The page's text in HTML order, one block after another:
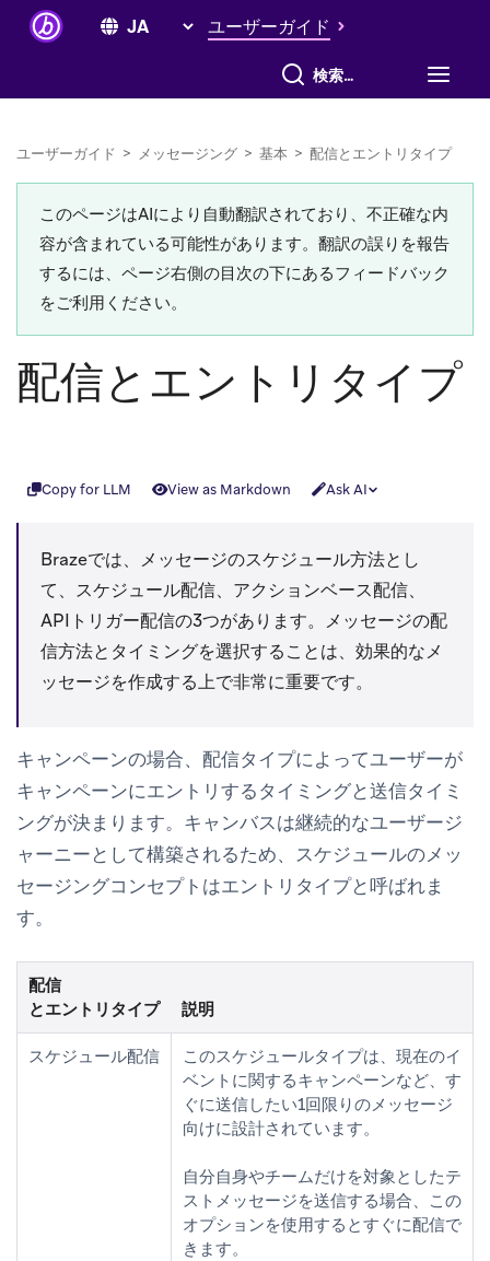
ユーザーガイド
すべて検索
ユーザーガイド > メッセージング > 基本 > 配信とエントリタイプ
このページはAIにより自動翻訳されており、不正確な内
容が含まれている可能性があります。翻訳の誤りを報告
するには、ページ右側の目次の下にあるフィードバック
をご利用ください。
配信とエントリタイプ
Copy for LLM View as Markdown Ask AI
Brazeでは、メッセージのスケジュール方法とし
て、スケジュール配信、アクションベース配信、
APIトリガー配信の3つがあります。メッセージの配
信方法とタイミングを選択することは、効果的なメ
ッセージを作成する上で非常に重要です。
キャンペーンの場合、配信タイプによってユーザーが
キャンペーンにエントリするタイミングと送信タイミ
ングが決まります。キャンバスは継続的なユーザージ
ャーニーとして構築されるため、スケジュールのメッ
セージングコンセプトはエントリタイプと呼ばれま
す。
配信
とエントリタイプ
説明
スケジュール配信
このスケジュールタイプは、現在のイ
ベントに関するキャンペーンなど、す
ぐに送信したい1回限りのメッセージ
向けに設計されています。
自分自身やチームだけを対象としたテ
ストメッセージを送信する場合、この
オプションを使用するとすぐに配信で
きます。